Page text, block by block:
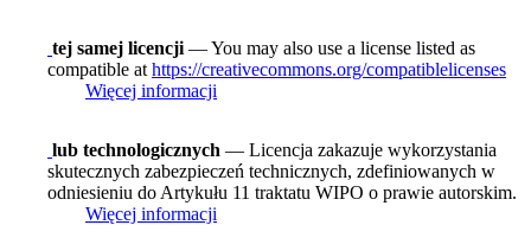
tej samej licencji — You may also use a license listed as
compatible at https://creativecommons.org/compatiblelicenses
Więcej informacji
lub technologicznych — Licencja zakazuje wykorzystania
skutecznych zabezpieczeń technicznych, zdefiniowanych w
odniesieniu do Artykułu 11 traktatu WIPO o prawie autorskim.
Więcej informacji